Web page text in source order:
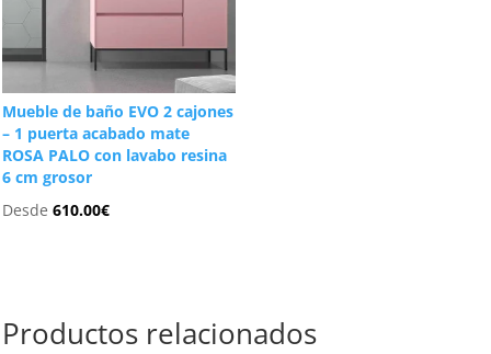
Mueble de baño EVO 2 cajones
– 1 puerta acabado mate
ROSA PALO con lavabo resina
6 cm grosor
Desde610.00€
Productos relacionados